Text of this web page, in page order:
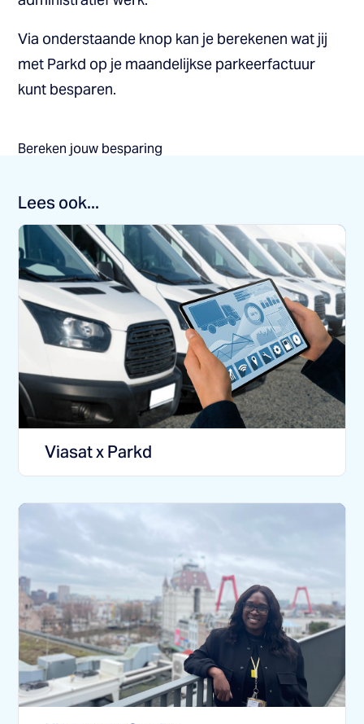
Via onderstaande knop kan je berekenen wat jij
met Parkd op je maandelijkse parkeerfactuur
kunt besparen.
Bereken jouw besparing
Lees ook...
Viasat x Parkd